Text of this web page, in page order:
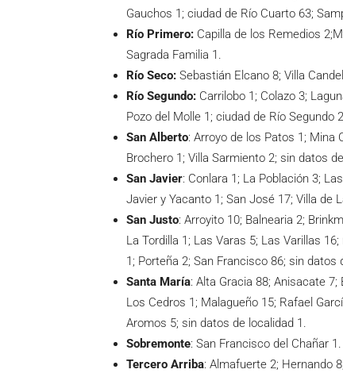
Gauchos 1; ciudad de Río Cuarto 63;
Río Primero: Capilla de los Remedios
Sagrada Familia 1.
Río Seco: Sebastián Elcano 8; Villa
Río Segundo: Carrilobo 1; Colazo 3;
Pozo del Molle 1; ciudad de Río Segundo
San Alberto: Arroyo de los Patos 1; Mina
Brochero 1; Villa Sarmiento 2; sin datos
San Javier: Conlara 1; La Población 3;
Javier y Yacanto 1; San José 17; Villa de
San Justo: Arroyito 10; Balnearia 2;
La Tordilla 1; Las Varas 5; Las Varillas
1; Porteña 2; San Francisco 86; sin datos
Santa María: Alta Gracia 88; Anisacate
Los Cedros 1; Malagueño 15; Rafael
Aromos 5; sin datos de localidad 1.
Sobremonte: San Francisco del Chañar 1.
Tercero Arriba: Almafuerte 2; Hernando